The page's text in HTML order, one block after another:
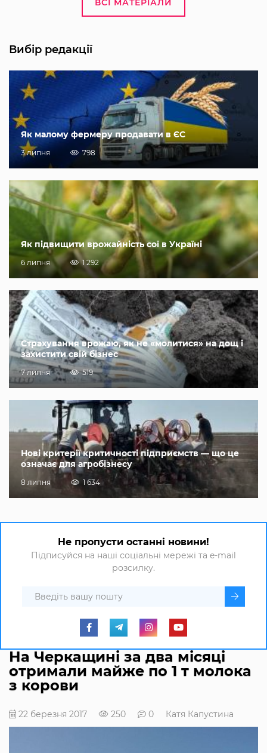
Вибір редакції
Як малому фермеру продавати в ЄС
3 липня 798
Як підвищити врожайність сої в Україні
6 липня 1 292
Страхування врожаю, як не «молитися» на дощ і
захистити свій бізнес
7 липня 519
Нові критерії критичності підприємств — що це
означає для агробізнесу
8 липня 1 634
Не пропусти останні новини!
Підписуйся на наші соціальні мережі та e-mail
розсилку.
На Черкащині за два місяці
отримали майже по 1 т молока
з корови
22 березня 2017 250 0 Катя Капустина